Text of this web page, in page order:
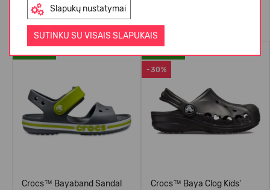
Slapukų nustatymai
SUTINKU SU VISAIS SLAPUKAIS
Panašios prekės
Crocs™ Bayaband Sandal
-30%
Crocs™ Baya Clog Kids'